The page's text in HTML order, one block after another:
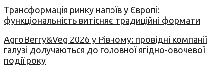
Трансформація ринку напоїв у Європі:
функціональність витісняє традиційні формати
AgroBerry&Veg 2026 у Рівному: провідні компанії
галузі долучаються до головної ягідно-овочевої
події року